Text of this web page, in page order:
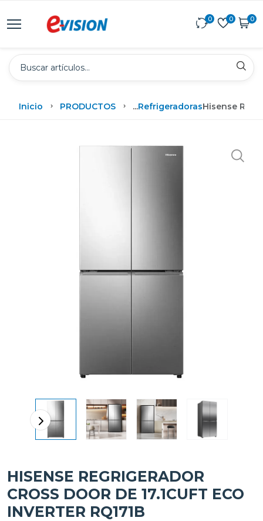
0 0 0
Inicio PRODUCTOS ...RefrigeradorasHisense
HISENSE REGRIGERADOR
CROSS DOOR DE 17.1CUFT ECO
INVERTER RQ171B